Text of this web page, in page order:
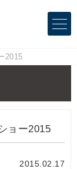
2015
ョー2015
2015.02.17